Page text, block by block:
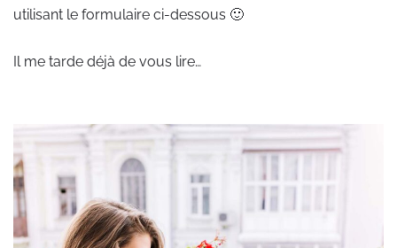
utilisant le formulaire ci-dessous 🙂
Il me tarde déjà de vous lire…